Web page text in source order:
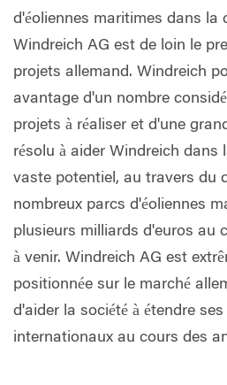
d'éoliennes maritimes dans la
Windreich AG est de loin le
projets allemand. Windreich
avantage d'un nombre
projets à réaliser et d'une
résolu à aider Windreich dans
vaste potentiel, au travers du
nombreux parcs d'éoliennes
plusieurs milliards d'euros au
à venir. Windreich AG est
positionnée sur le marché
d'aider la société à étendre
internationaux au cours des